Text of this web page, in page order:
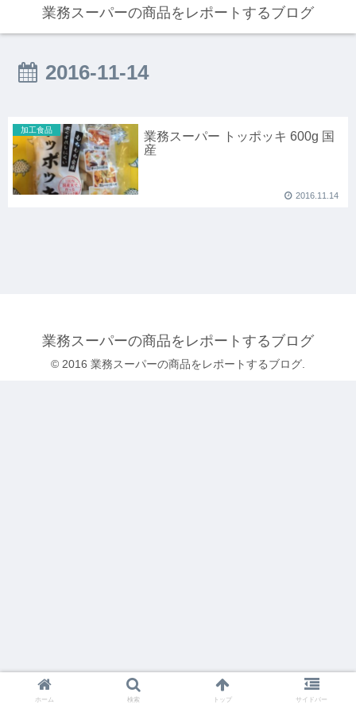
業務スーパーの商品をレポートするブログ
2016-11-14
加工食品
業務スーパー トッポッキ 600g 国
産
2016.11.14
業務スーパーの商品をレポートするブログ
© 2016 業務スーパーの商品をレポートするブログ.
ホーム 検索 トップ サイドバー